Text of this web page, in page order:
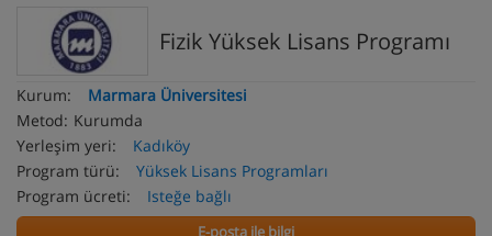
Fizik Yüksek Lisans Programı
Kurum:
Marmara Üniversitesi
Metod: Kurumda
Yerleşim yeri:
Kadıköy
Program türü:
Yüksek Lisans Programları
Program ücreti:
Isteğe bağlı
E-posta ile bilgi